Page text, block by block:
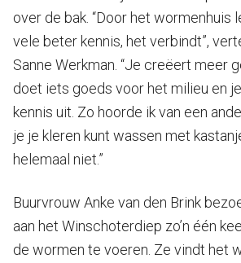
over de bak. “Door het wormenhuis
vele beter kennis, het verbindt”,
Sanne Werkman. “Je creëert meer
doet iets goeds voor het milieu en
kennis uit. Zo hoorde ik van een
je je kleren kunt wassen met
helemaal niet.”
Buurvrouw Anke van den Brink
aan het Winschoterdiep zo’n één
de wormen te voeren. Ze vindt het